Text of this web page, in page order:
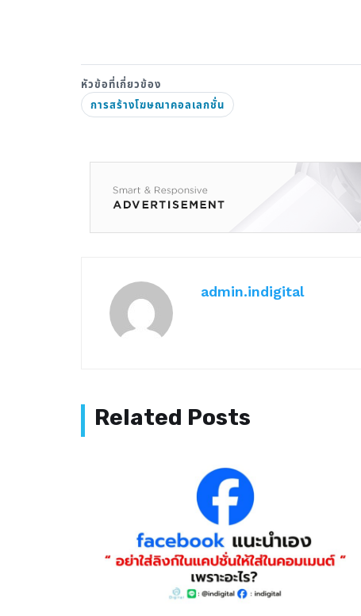
การสร้างโฆษณาคอลเลกชั่น
admin.indigital